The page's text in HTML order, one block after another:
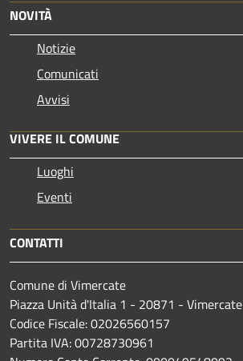
NOVITÀ
Notizie
Comunicati
Avvisi
VIVERE IL COMUNE
Luoghi
Eventi
CONTATTI
Comune di Vimercate
Piazza Unità d'Italia 1 - 20871 - Vimercate
Codice Fiscale: 02026560157
Partita IVA: 00728730961